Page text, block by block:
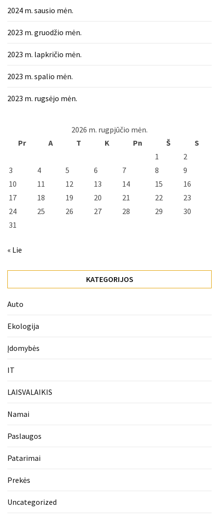
2024 m. sausio mėn.
2023 m. gruodžio mėn.
2023 m. lapkričio mėn.
2023 m. spalio mėn.
2023 m. rugsėjo mėn.
2026 m. rugpjūčio mėn.
Pr
A T K Pn Š
S
1
2
3
4 5 6 7 8
9
10
11 12 13 14 15
16
17
18 19 20 21 22
23
24
25 26 27 28 29
30
31
« Lie
KATEGORIJOS
Auto
Ekologija
Įdomybės
IT
LAISVALAIKIS
Namai
Paslaugos
Patarimai
Prekės
Uncategorized